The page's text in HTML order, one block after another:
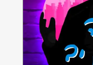
אביב 2021